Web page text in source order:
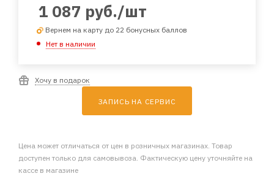
1 087 руб./шт
Вернем на карту до 22 бонусных баллов
Нет в наличии
Хочу в подарок
ЗАПИСЬ НА СЕРВИС
Цена может отличаться от цен в розничных магазинах. Товар
доступен только для самовывоза. Фактическую цену уточняйте на
кассе в магазине